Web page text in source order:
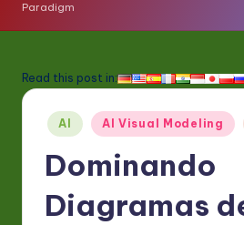
n
w
Paradigm
Read this post in:
Posted
in
AI AI Visual Modeling
Dominando
Diagramas